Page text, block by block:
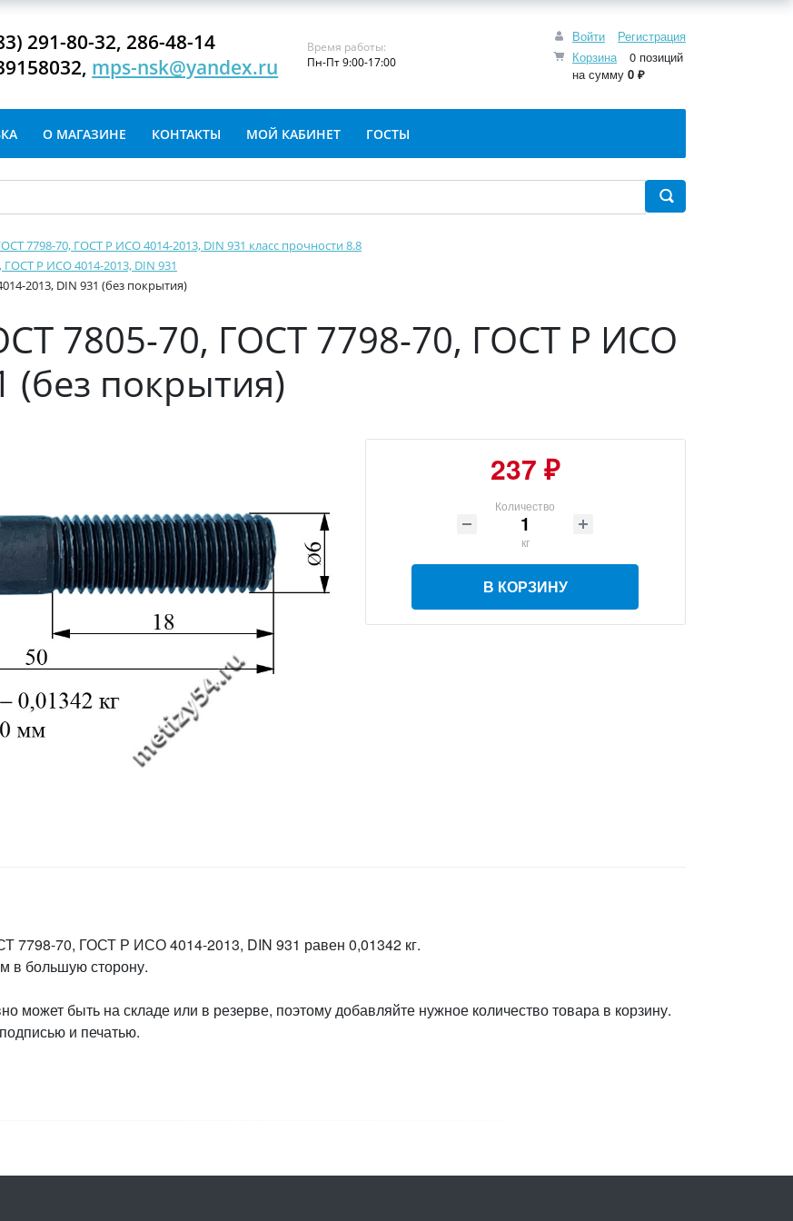
Войти
Регистрация
Корзина
0 позиций
на сумму 0 ₽
291-80-32, 286-48-14
mps-nsk@yandex.ru
Время работы:
Пн-Пт 9:00-17:00
О МАГАЗИНЕ КОНТАКТЫ МОЙ КАБИНЕТ ГОСТЫ
7798-70, ГОСТ Р ИСО 4014-2013, DIN 931 класс прочности 8.8
ГОСТ Р ИСО 4014-2013, DIN 931
2013, DIN 931 (без покрытия)
7805-70, ГОСТ 7798-70, ГОСТ Р ИСО
(без покрытия)
237 ₽
Количество
кг
В КОРЗИНУ
7798-70, ГОСТ Р ИСО 4014-2013, DIN 931 равен 0,01342 кг.
в большую сторону.
может быть на складе или в резерве, поэтому добавляйте нужное количество товара в корзину.
и печатью.